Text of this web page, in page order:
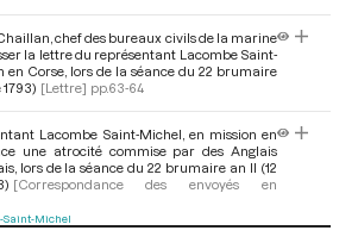
chef des bureaux civils de la marine
la lettre du représentant Lacombe Saint-
en Corse, lors de la séance du 22 brumaire
[Lettre] pp.63-64
Lacombe Saint-Michel, en mission en
une atrocité commise par des Anglais
lors de la séance du 22 brumaire an II (12
[Correspondance des envoyés en
Saint-Michel